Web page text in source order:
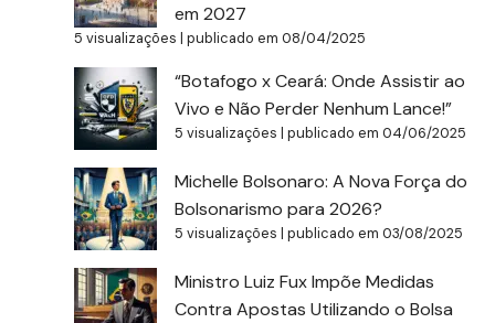
em 2027
5 visualizações |publicado em 08/04/2025
“Botafogo x Ceará: Onde Assistir ao
Vivo e Não Perder Nenhum Lance!”
5 visualizações |publicado em 04/06/2025
Michelle Bolsonaro: A Nova Força do
Bolsonarismo para 2026?
5 visualizações |publicado em 03/08/2025
Ministro Luiz Fux Impõe Medidas
Contra Apostas Utilizando o Bolsa